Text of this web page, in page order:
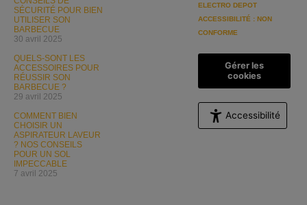
SÉCURITÉ POUR BIEN
UTILISER SON
BARBECUE
30 avril 2025
QUELS-SONT LES
ACCESSOIRES POUR
RÉUSSIR SON
BARBECUE ?
29 avril 2025
COMMENT BIEN
CHOISIR UN
ASPIRATEUR LAVEUR
? NOS CONSEILS
POUR UN SOL
IMPECCABLE
7 avril 2025
ELECTRO DEPOT
ACCESSIBILITÉ : NON
CONFORME
Gérer les
cookies
Accessibilité